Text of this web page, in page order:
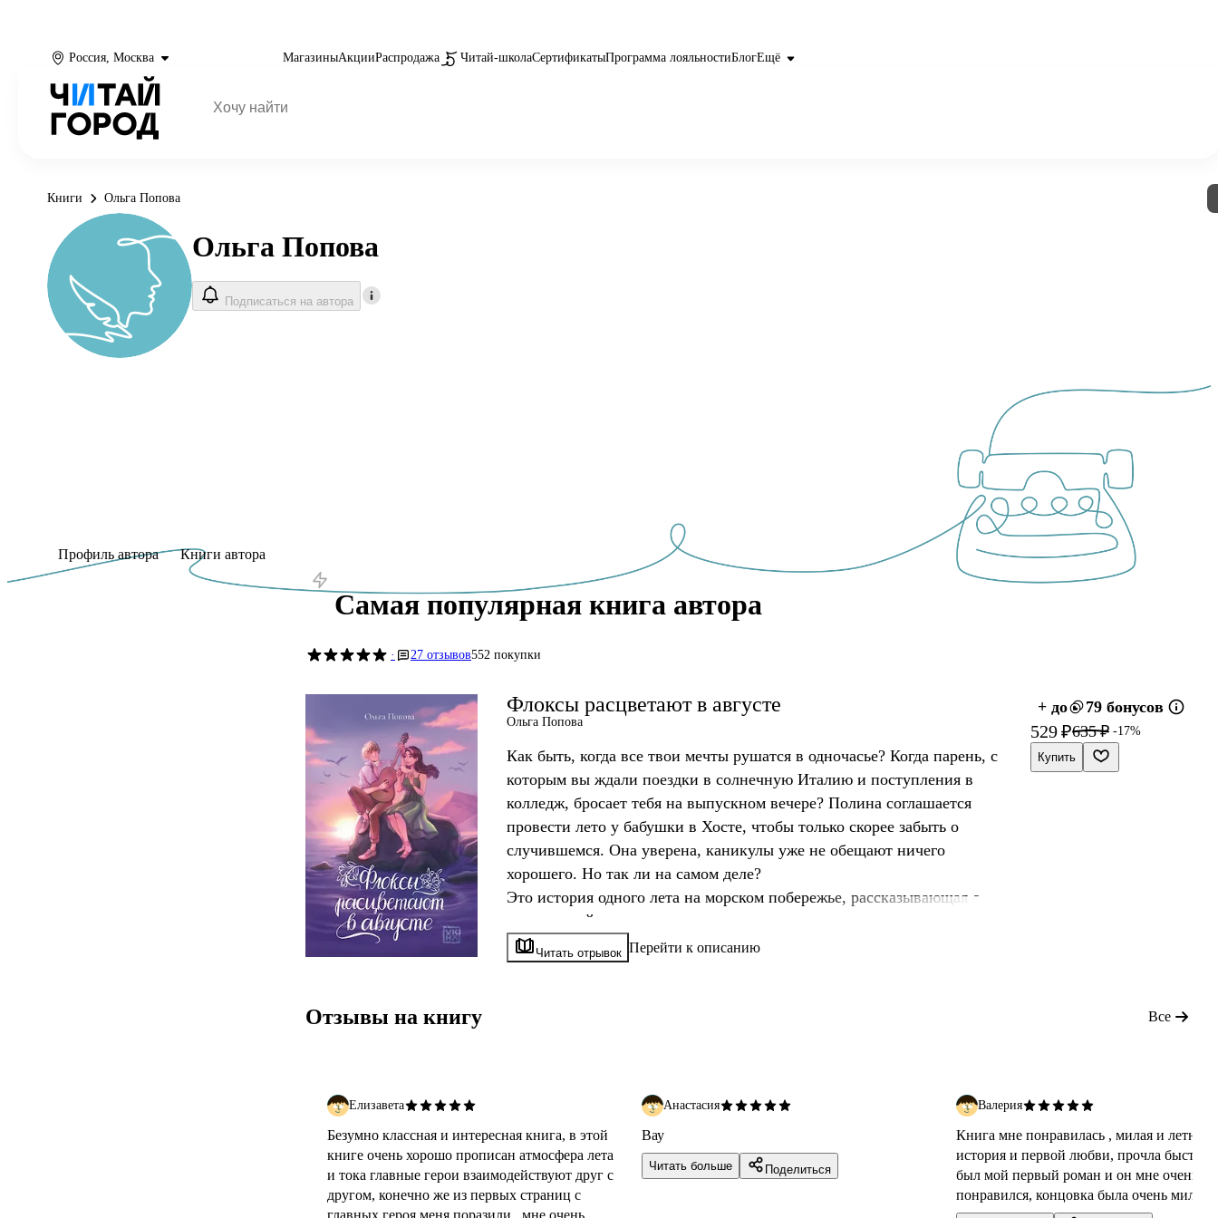
Россия, Москва МагазиныАкцииРаспродажа Читай-школаСертификатыПрограмма лояльностиБлогЕщё
Книги Ольга Попова
Ольга Попова
Подписаться на автора
Профиль автора Книги автора
Самая популярная книга автора
· 27 отзывов552 покупки
Флоксы расцветают в августе
Ольга Попова
+ до 79 бонусов
529 ₽635 ₽ -17%
Купить
Как быть, когда все твои мечты рушатся в одночасье? Когда парень, с
которым вы ждали поездки в солнечную Италию и поступления в
колледж, бросает тебя на выпускном вечере? Полина соглашается
провести лето у бабушки в Хосте, чтобы только скорее забыть о
случившемся. Она уверена, каникулы уже не обещают ничего
хорошего. Но так ли на самом деле?
Это история одного лета на морском побережье, рассказывающая о
том, как найти ответы на вопросы, которые так волнуют в
шестнадцать: как найти себя, своё место в мире и понять, чего ты по-
настоящему хочешь?
Читать отрывок Перейти к описанию
Отзывы на книгу Все
Елизавета
Безумно классная и интересная книга, в этой
книге очень хорошо прописан атмосфера лета
и тока главные герои взаимодействуют друг с
другом, конечно же из первых страниц с
главных героя меня поразили , мне очень
Анастасия
Вау
Читать больше Поделиться
Валерия
Книга мне понравилась , милая и летняя
история и первой любви, прочла быстро ,
был мой первый роман и он мне очень
понравился, концовка была очень милая